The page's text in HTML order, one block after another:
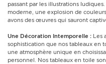
passant par les illustrations
moderne, une explosion de
avons des œuvres qui sauront
Une Décoration Intemporelle : Les
sophistication que nos tableaux en
une atmosphère unique en
personnel. Nos tableaux en toile